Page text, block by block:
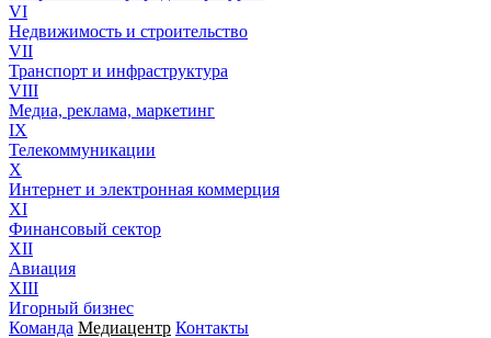
VI
Недвижимость и строительство
VII
Транспорт и инфраструктура
VIII
Медиа, реклама, маркетинг
IX
Телекоммуникации
X
Интернет и электронная коммерция
XI
Финансовый сектор
XII
Авиация
XIII
Игорный бизнес
Команда Медиацентр Контакты